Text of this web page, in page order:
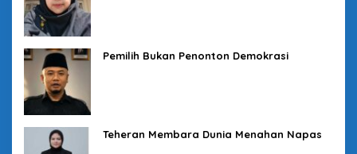
Pemilih Bukan Penonton Demokrasi
Teheran Membara Dunia Menahan Napas